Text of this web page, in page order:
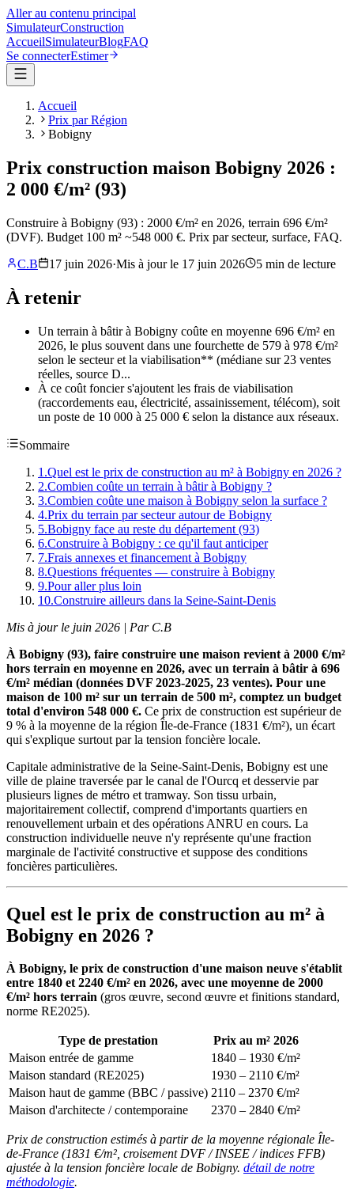
Aller au contenu principal
SimulateurConstruction
AccueilSimulateurBlogFAQ
Se connecterEstimer
Accueil
Prix par Région
Bobigny
Prix construction maison Bobigny 2026 :
2 000 €/m² (93)
Construire à Bobigny (93) : 2000 €/m² en 2026, terrain 696 €/m²
(DVF). Budget 100 m² ~548 000 €. Prix par secteur, surface, FAQ.
C.B
17 juin 2026·Mis à jour le 17 juin 2026 5 min de lecture
À retenir
Un terrain à bâtir à Bobigny coûte en moyenne 696 €/m² en
2026, le plus souvent dans une fourchette de 579 à 978 €/m²
selon le secteur et la viabilisation** (médiane sur 23 ventes
réelles, source D...
À ce coût foncier s'ajoutent les frais de viabilisation
(raccordements eau, électricité, assainissement, télécom), soit
un poste de 10 000 à 25 000 € selon la distance aux réseaux.
Sommaire
1 .Quel est le prix de construction au m² à Bobigny en 2026 ?
2.Combien coûte un terrain à bâtir à Bobigny ?
3.Combien coûte une maison à Bobigny selon la surface ?
4.Prix du terrain par secteur autour de Bobigny
5.Bobigny face au reste du département (93)
6.Construire à Bobigny : ce qu'il faut anticiper
7.Frais annexes et financement à Bobigny
8.Questions fréquentes — construire à Bobigny
9.Pour aller plus loin
10.Construire ailleurs dans la Seine-Saint-Denis
Mis à jour le juin 2026 | Par C.B
À Bobigny (93), faire construire une maison revient à 2000 €/m²
hors terrain en moyenne en 2026, avec un terrain à bâtir à 696
€/m² médian (données DVF 2023-2025, 23 ventes). Pour une
maison de 100 m² sur un terrain de 500 m², comptez un budget
total d'environ 548 000 €. Ce prix de construction est supérieur de
9 % à la moyenne de la région Île-de-France (1831 €/m²), un écart
qui s'explique surtout par la tension foncière locale.
Capitale administrative de la Seine-Saint-Denis, Bobigny est une
ville de plaine traversée par le canal de l'Ourcq et desservie par
plusieurs lignes de métro et tramway. Son tissu urbain,
majoritairement collectif, comprend d'importants quartiers en
renouvellement urbain et des opérations ANRU en cours. La
construction individuelle neuve n'y représente qu'une fraction
marginale de l'activité constructive et suppose des conditions
foncières particulières.
Quel est le prix de construction au m² à
Bobigny en 2026 ?
À Bobigny, le prix de construction d'une maison neuve s'établit
entre 1840 et 2240 €/m² en 2026, avec une moyenne de 2000
€/m² hors terrain (gros œuvre, second œuvre et finitions standard,
norme RE2025).
Type de prestation
Prix au m² 2026
Maison entrée de gamme
1840 – 1930 €/m²
Maison standard (RE2025)
1930 – 2110 €/m²
Maison haut de gamme (BBC / passive) 2110 – 2370 €/m²
Maison d'architecte / contemporaine
2370 – 2840 €/m²
Prix de construction estimés à partir de la moyenne régionale Île-
de-France (1831 €/m², croisement DVF / INSEE / indices FFB)
ajustée à la tension foncière locale de Bobigny. détail de notre
méthodologie.